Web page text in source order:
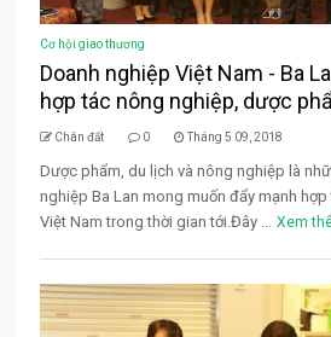
Cơ hội giao thương
Doanh nghiệp Việt Nam - Ba
hợp tác nông nghiệp, dược
Chân đất 0 Tháng 5 09, 2018
Dược phẩm, du lịch và nông nghiệp là
nghiệp Ba Lan mong muốn đẩy mạnh
Việt Nam trong thời gian tới.Đây ... Xem